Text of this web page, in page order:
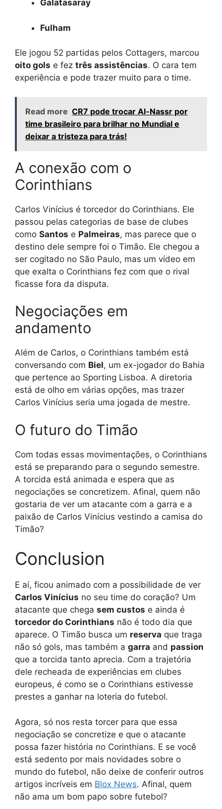
Galatasaray
Fulham
Ele jogou 52 partidas pelos Cottagers, marcou
oito gols e fez três assistências. O cara tem
experiência e pode trazer muito para o time.
Read more CR7 pode trocar Al-Nassr por
time brasileiro para brilhar no Mundial e
deixar a tristeza para trás!
A conexão com o
Corinthians
Carlos Vinícius é torcedor do Corinthians. Ele
passou pelas categorias de base de clubes
como Santos e Palmeiras, mas parece que o
destino dele sempre foi o Timão. Ele chegou a
ser cogitado no São Paulo, mas um vídeo em
que exalta o Corinthians fez com que o rival
ficasse fora da disputa.
Negociações em
andamento
Além de Carlos, o Corinthians também está
conversando com Biel, um ex-jogador do Bahia
que pertence ao Sporting Lisboa. A diretoria
está de olho em várias opções, mas trazer
Carlos Vinícius seria uma jogada de mestre.
O futuro do Timão
Com todas essas movimentações, o Corinthians
está se preparando para o segundo semestre.
A torcida está animada e espera que as
negociações se concretizem. Afinal, quem não
gostaria de ver um atacante com a garra e a
paixão de Carlos Vinícius vestindo a camisa do
Timão?
Conclusion
E aí, ficou animado com a possibilidade de ver
Carlos Vinícius no seu time do coração? Um
atacante que chega sem custos e ainda é
torcedor do Corinthians não é todo dia que
aparece. O Timão busca um reserva que traga
não só gols, mas também a garra and passion
que a torcida tanto aprecia. Com a trajetória
dele recheada de experiências em clubes
europeus, é como se o Corinthians estivesse
prestes a ganhar na loteria do futebol.
Agora, só nos resta torcer para que essa
negociação se concretize e que o atacante
possa fazer história no Corinthians. E se você
está sedento por mais novidades sobre o
mundo do futebol, não deixe de conferir outros
artigos incríveis em Blox News. Afinal, quem
não ama um bom papo sobre futebol?